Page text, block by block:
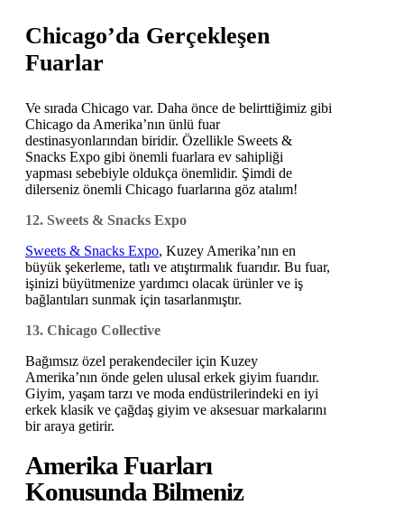
Chicago’da Gerçekleşen
Fuarlar
Ve sırada Chicago var. Daha önce de belirttiğimiz gibi
Chicago da Amerika’nın ünlü fuar
destinasyonlarından biridir. Özellikle Sweets &
Snacks Expo gibi önemli fuarlara ev sahipliği
yapması sebebiyle oldukça önemlidir. Şimdi de
dilerseniz önemli Chicago fuarlarına göz atalım!
12. Sweets & Snacks Expo
Sweets & Snacks Expo, Kuzey Amerika’nın en
büyük şekerleme, tatlı ve atıştırmalık fuarıdır. Bu fuar,
işinizi büyütmenize yardımcı olacak ürünler ve iş
bağlantıları sunmak için tasarlanmıştır.
13. Chicago Collective
Bağımsız özel perakendeciler için Kuzey
Amerika’nın önde gelen ulusal erkek giyim fuarıdır.
Giyim, yaşam tarzı ve moda endüstrilerindeki en iyi
erkek klasik ve çağdaş giyim ve aksesuar markalarını
bir araya getirir.
Amerika Fuarları
Konusunda Bilmeniz